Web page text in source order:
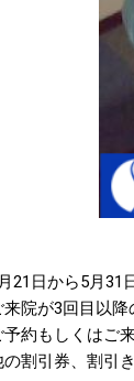
21日から5月31
来院が3回目以降
予約もしくはご
の割引券、割引